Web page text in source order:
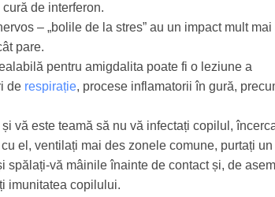
de interferon.
– „bolile de la stres” au un impact mult mai
pare.
pentru amigdalita poate fi o leziune a
de respirație, procese inflamatorii în gură,
vă este teamă să nu vă infectați copilul,
el, ventilați mai des zonele comune, purtați un
spălați-vă mâinile înainte de contact și, de
imunitatea copilului.